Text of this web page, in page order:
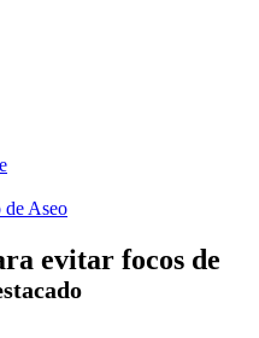
de Aseo
evitar focos de